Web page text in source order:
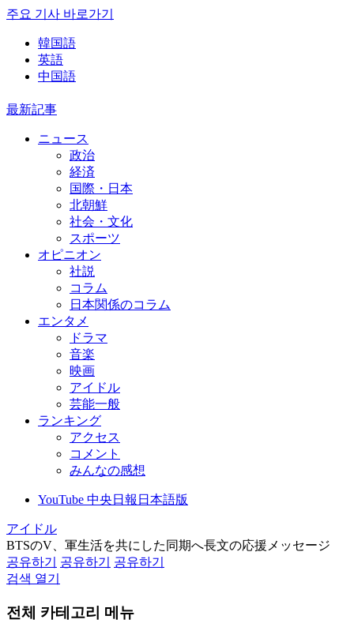
주요 기사 바로가기
韓国語
英語
中国語
最新記事
ニュース
政治
経済
国際・日本
北朝鮮
社会・文化
スポーツ
オピニオン
社説
コラム
日本関係のコラム
エンタメ
ドラマ
音楽
映画
アイドル
芸能一般
ランキング
アクセス
コメント
みんなの感想
YouTube 中央日報日本語版
アイドル
BTSのV、軍生活を共にした同期へ長文の応援メッセージ
공유하기
공유하기
공유하기
검색 열기
전체 카테고리 메뉴